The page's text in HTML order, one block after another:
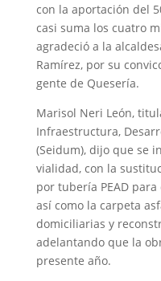
con la aportación del
casi suma los cuatro
agradeció a la
Ramírez, por su
gente de Quesería.
Marisol Neri León,
Infraestructura,
(Seidum), dijo que se
vialidad, con la
por tubería PEAD
así como la carpeta
domiciliarias y
adelantando que la
presente año.